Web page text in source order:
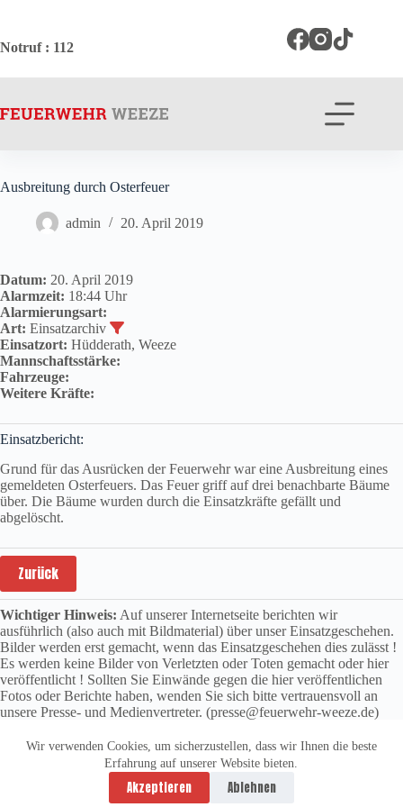
springen
Wir verwenden Cookies, um sicherzustellen, dass wir Ihnen die beste
Erfahrung auf unserer Website bieten.
Akzeptieren Ablehnen
Notruf: 112
Ausbreitung durch Osterfeuer
admin 20. April 2019
Datum: 20. April 2019
Alarmzeit: 18:44 Uhr
Alarmierungsart:
Art: Einsatzarchiv
Einsatzort: Hüdderath, Weeze
Mannschaftsstärke:
Fahrzeuge:
Weitere Kräfte:
Einsatzbericht:
Grund für das Ausrücken der Feuerwehr war eine Ausbreitung eines
gemeldeten Osterfeuers. Das Feuer griff auf drei benachbarte Bäume
über. Die Bäume wurden durch die Einsatzkräfte gefällt und
abgelöscht.
Zurück
Wichtiger Hinweis: Auf unserer Internetseite berichten wir
ausführlich (also auch mit Bildmaterial) über unser Einsatzgeschehen.
Bilder werden erst gemacht, wenn das Einsatzgeschehen dies zulässt !
Es werden keine Bilder von Verletzten oder Toten gemacht oder hier
veröffentlicht ! Sollten Sie Einwände gegen die hier veröffentlichen
Fotos oder Berichte haben, wenden Sie sich bitte vertrauensvoll an
unsere Presse- und Medienvertreter. (presse@feuerwehr-weeze.de)
Datenschutzerklärung
Impressum
Copyright © 2026 -
vitolution